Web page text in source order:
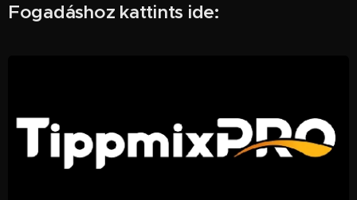
Fogadáshoz kattints ide: